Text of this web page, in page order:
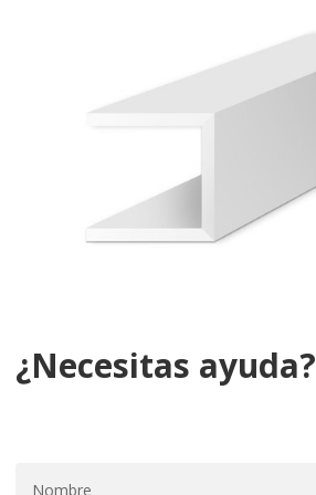
¿Necesitas ayuda?